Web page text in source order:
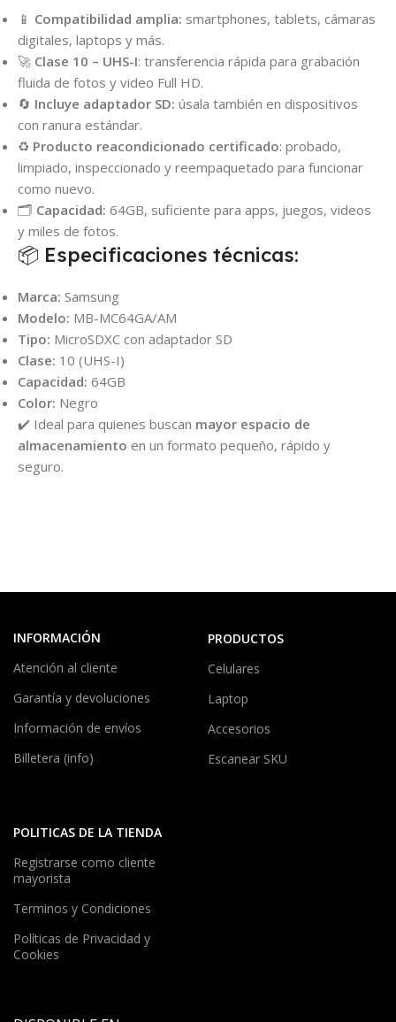
📱 Compatibilidad amplia: smartphones, tablets, cámaras
digitales, laptops y más.
🚀 Clase 10 – UHS-I: transferencia rápida para grabación
fluida de fotos y video Full HD.
🔄 Incluye adaptador SD: úsala también en dispositivos
con ranura estándar.
♻️ Producto reacondicionado certificado: probado,
limpiado, inspeccionado y reempaquetado para funcionar
como nuevo.
🗂️ Capacidad: 64GB, suficiente para apps, juegos, videos
y miles de fotos.
📦 Especificaciones técnicas:
Marca: Samsung
Modelo: MB-MC64GA/AM
Tipo: MicroSDXC con adaptador SD
Clase: 10 (UHS-I)
Capacidad: 64GB
Color: Negro
✔️ Ideal para quienes buscan mayor espacio de
almacenamiento en un formato pequeño, rápido y
seguro.
INFORMACIÓN
Atención al cliente
Garantía y devoluciones
Información de envíos
Billetera (info)
PRODUCTOS
Celulares
Laptop
Accesorios
Escanear SKU
POLITICAS DE LA TIENDA
Registrarse como cliente
mayorista
Terminos y Condiciones
Políticas de Privacidad y
Cookies